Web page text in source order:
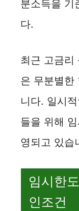
분소득을 기
다.
최근 고금리
은 무분별한
니다. 일시
들을 위해
영되고 있습
임시한
인조건